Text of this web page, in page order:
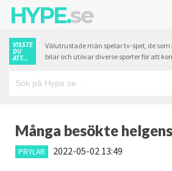
HYPE.se
VISSTE
DU
ATT...
Välutrustade män spelar tv-spel, de
bilar och utövar diverse sporter för att
Många besökte
PRYLAR 2022-05-02 13:49